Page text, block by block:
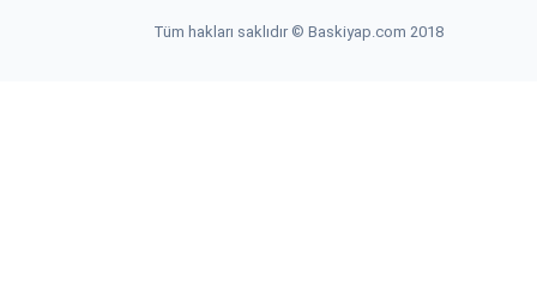
Tüm hakları saklıdır © Baskiyap.com 2018